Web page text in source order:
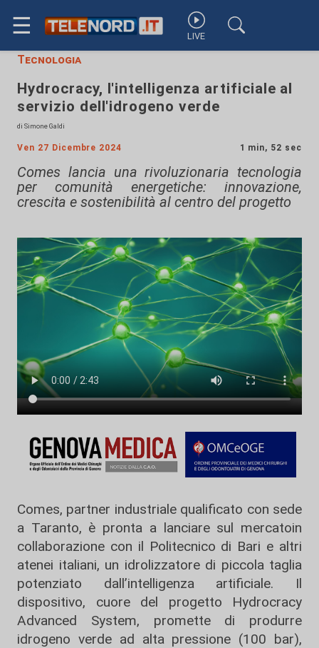
☰ LIVE
Tecnologia
Hydrocracy, l'intelligenza artificiale al
servizio dell'idrogeno verde
di Simone Galdi
Ven 27 Dicembre 2024 1 min, 52 sec
Comes lancia una rivoluzionaria tecnologia
per comunità energetiche: innovazione,
crescita e sostenibilità al centro del progetto
Comes, partner industriale qualificato con sede
a Taranto, è pronta a lanciare sul mercatoin
collaborazione con il Politecnico di Bari e altri
atenei italiani, un idrolizzatore di piccola taglia
potenziato dall’intelligenza artificiale. Il
dispositivo, cuore del progetto Hydrocracy
Advanced System, promette di produrre
idrogeno verde ad alta pressione (100 bar),